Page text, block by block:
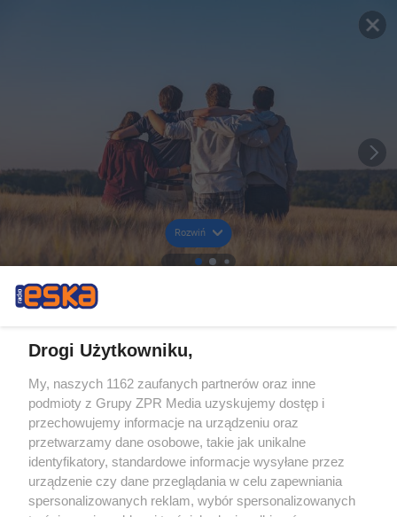
Rozwiń
Drogi Użytkowniku,
My, naszych 1162 zaufanych partnerów oraz inne
podmioty z Grupy ZPR Media uzyskujemy dostęp i
przechowujemy informacje na urządzeniu oraz
przetwarzamy dane osobowe, takie jak unikalne
identyfikatory, standardowe informacje wysyłane przez
urządzenie czy dane przeglądania w celu zapewniania
spersonalizowanych reklam, wybór spersonalizowanych